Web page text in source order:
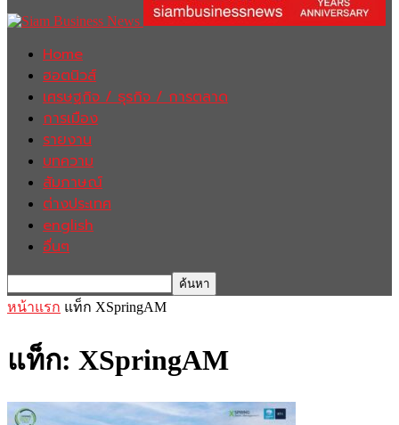
Home
ฮอตนิวส์
เศรษฐกิจ / ธุรกิจ / การตลาด
การเมือง
รายงาน
บทความ
สัมภาษณ์
ต่างประเทศ
english
อื่นๆ
หน้าแรก แท็ก XSpringAM
แท็ก: XSpringAM